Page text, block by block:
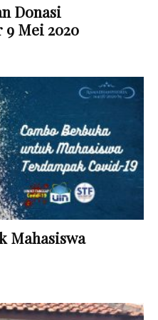
Donasi
9 Mei 2020
Mahasiswa